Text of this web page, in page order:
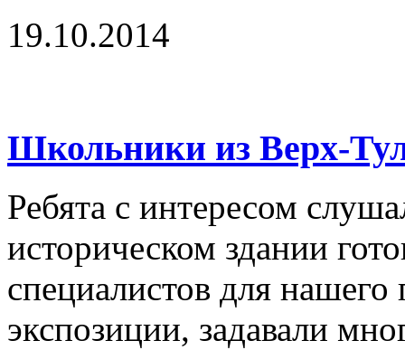
19.10.2014
Школьники из Верх-
Ребята с интересом
историческом здании
специалистов для нашего
экспозиции, задавали